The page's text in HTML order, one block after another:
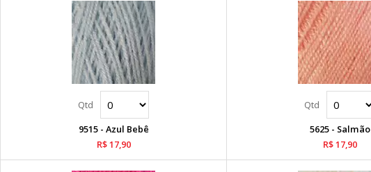
9515 - Azul Bebê
R$ 17,90
5625 - Salmão
R$ 17,90